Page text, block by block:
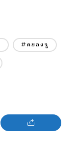
#คยองจู